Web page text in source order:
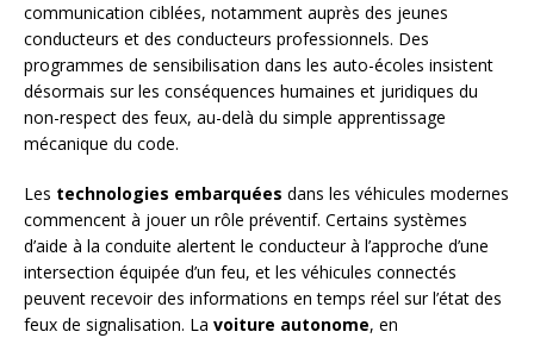
communication ciblées, notamment auprès des jeunes
conducteurs et des conducteurs professionnels. Des
programmes de sensibilisation dans les auto-écoles insistent
désormais sur les conséquences humaines et juridiques du
non-respect des feux, au-delà du simple apprentissage
mécanique du code.
Les technologies embarquées dans les véhicules modernes
commencent à jouer un rôle préventif. Certains systèmes
d’aide à la conduite alertent le conducteur à l’approche d’une
intersection équipée d’un feu, et les véhicules connectés
peuvent recevoir des informations en temps réel sur l’état des
feux de signalisation. La voiture autonome, en